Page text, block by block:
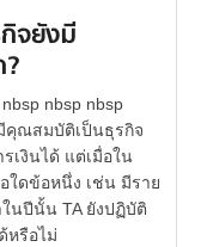
จยังมี
nbsp nbsp
คุณสมบัติเป็นธุรกิจ
เงินได้ แต่เมื่อใน
ดข้อหนึ่ง เช่น มีราย
นปีนั้น TA ยังปฏิบัติ
หรือไม่